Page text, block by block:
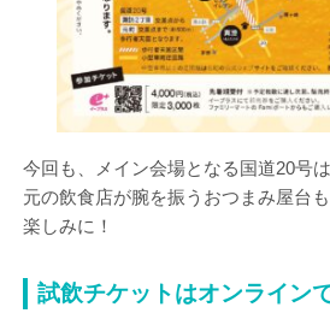
今回も、メイン会場となる国道20号
元の飲食店が腕を振うおつまみ屋台
楽しみに！
試飲チケットはオンライン